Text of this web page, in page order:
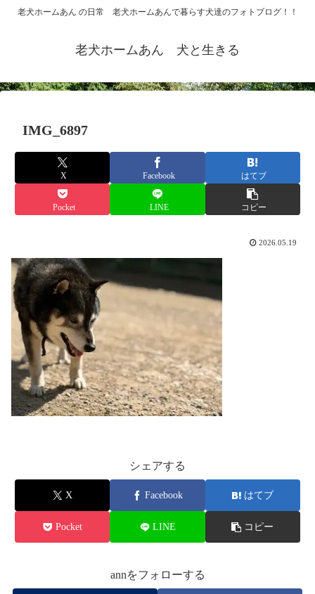
老犬ホームあん の日常 老犬ホームあんで暮らす犬達のフォトブログ！！
老犬ホームあん 犬と生きる
IMG_6897
X Facebook はてブ
Pocket LINE コピー
2026.05.19
シェアする
X Facebook はてブ
Pocket LINE コピー
annをフォローする